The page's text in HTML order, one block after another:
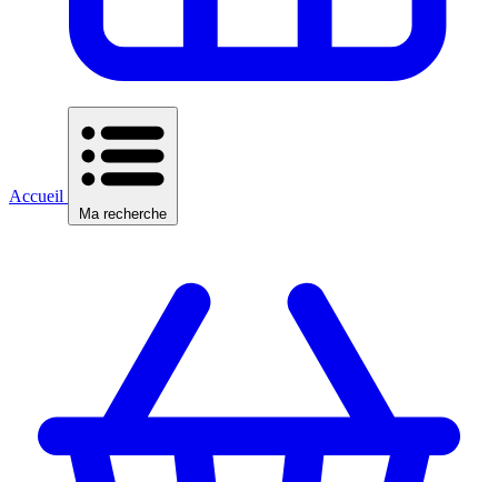
Accueil
Ma recherche